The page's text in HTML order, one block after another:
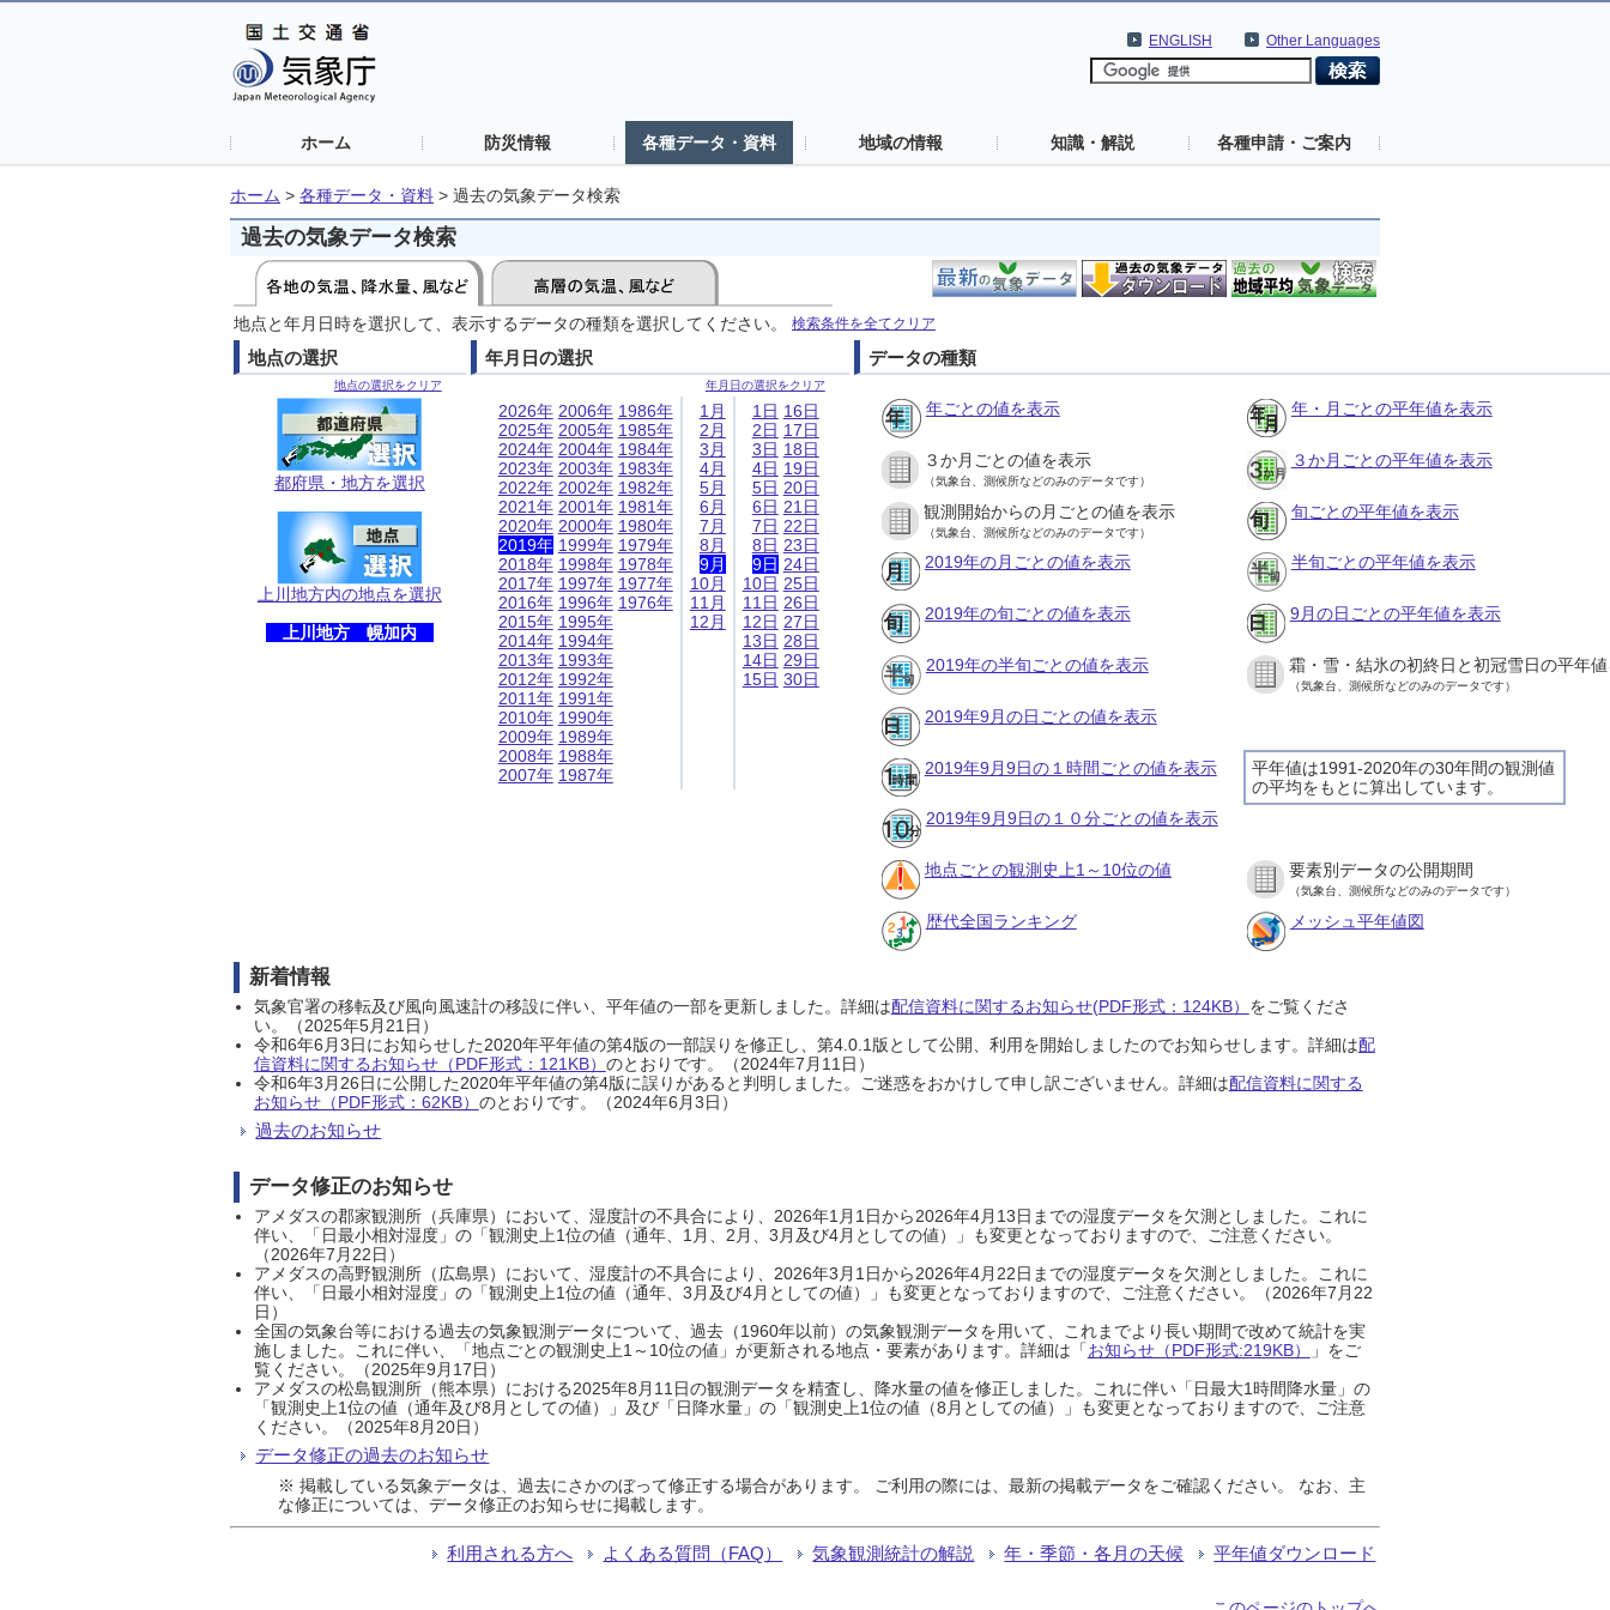
Other Languages
ENGLISH
ホーム 防災情報 各種データ・資料 地域の情報 知識・解説 各種申請・ご案内
ホーム > 各種データ・資料 > 過去の気象データ検索
過去の気象データ検索
地点と年月日時を選択して、表示するデータの種類を選択してください。 検索条件を全てクリア
地点の選択
地点の選択をクリア
都府県・地方を選択
上川地方内の地点を選択
上川地方 幌加内
年月日の選択
年月日の選択をクリア
2026年
2025年
2024年
2023年
2022年
2021年
2020年
2019年
2018年
2017年
2016年
2015年
2014年
2013年
2012年
2011年
2010年
2009年
2008年
2007年
2006年
2005年
2004年
2003年
2002年
2001年
2000年
1999年
1998年
1997年
1996年
1995年
1994年
1993年
1992年
1991年
1990年
1989年
1988年
1987年
1986年
1985年
1984年
1983年
1982年
1981年
1980年
1979年
1978年
1977年
1976年
1月
2月
3月
4月
5月
6月
7月
8月
9月
10月
11月
12月
1日
2日
3日
4日
5日
6日
7日
8日
9日
10日
11日
12日
13日
14日
15日
16日
17日
18日
19日
20日
21日
22日
23日
24日
25日
26日
27日
28日
29日
30日
データの種類
年ごとの値を表示 年・月ごとの平年値を表示
３か月ごとの値を表示
（気象台、測候所などのみのデータです）
３か月ごとの平年値を表示
観測開始からの月ごとの値を表示
（気象台、測候所などのみのデータです）
旬ごとの平年値を表示
2019年の月ごとの値を表示 半旬ごとの平年値を表示
2019年の旬ごとの値を表示 9月の日ごとの平年値を表示
2019年の半旬ごとの値を表示 霜・雪・結氷の初終日と初冠雪日の平年
（気象台、測候所などのみのデータです）
2019年9月の日ごとの値を表示
平年値は1991-2020年の30年間の観測値
の平均をもとに算出しています。
2019年9月9日の１時間ごとの値を表示
2019年9月9日の１０分ごとの値を表示
地点ごとの観測史上1～10位の値 要素別データの公開期間
（気象台、測候所などのみのデータです）
歴代全国ランキング メッシュ平年値図
新着情報
気象官署の移転及び風向風速計の移設に伴い、平年値の一部を更新しました。詳細は配信資料に関するお知らせ(PDF形式：124KB） をご覧くださ
い。（2025年5月21日）
令和6年6月3日にお知らせした2020年平年値の第4版の一部誤りを修正し、第4.0.1版として公開、利用を開始しましたのでお知らせします。詳細は配
信資料に関するお知らせ（PDF形式：121KB） のとおりです。（2024年7月11日）
令和6年3月26日に公開した2020年平年値の第4版に誤りがあると判明しました。ご迷惑をおかけして申し訳ございません。詳細は配信資料に関する
お知らせ（PDF形式：62KB） のとおりです。（2024年6月3日）
過去のお知らせ
データ修正のお知らせ
アメダスの郡家観測所（兵庫県）において、湿度計の不具合により、2026年1月1日から2026年4月13日までの湿度データを欠測としました。これに
伴い、「日最小相対湿度」の「観測史上1位の値（通年、1月、2月、3月及び4月としての値）」も変更となっておりますので、ご注意ください。
（2026年7月22日）
アメダスの高野観測所（広島県）において、湿度計の不具合により、2026年3月1日から2026年4月22日までの湿度データを欠測としました。これに
伴い、「日最小相対湿度」の「観測史上1位の値（通年、3月及び4月としての値）」も変更となっておりますので、ご注意ください。（2026年7月22
日）
全国の気象台等における過去の気象観測データについて、過去（1960年以前）の気象観測データを用いて、これまでより長い期間で改めて統計を実
施しました。これに伴い、「地点ごとの観測史上1～10位の値」が更新される地点・要素があります。詳細は「お知らせ（PDF形式:219KB）
」をご
覧ください。（2025年9月17日）
アメダスの松島観測所（熊本県）における2025年8月11日の観測データを精査し、降水量の値を修正しました。これに伴い「日最大1時間降水量」の
「観測史上1位の値（通年及び8月としての値）」及び「日降水量」の「観測史上1位の値（8月としての値）」も変更となっておりますので、ご注意
ください。（2025年8月20日）
データ修正の過去のお知らせ
※ 掲載している気象データは、過去にさかのぼって修正する場合があります。 ご利用の際には、最新の掲載データをご確認ください。 なお、主
な修正については、データ修正のお知らせに掲載します。
利用される方へ よくある質問（FAQ） 気象観測統計の解説 年・季節・各月の天候 平年値ダウンロード